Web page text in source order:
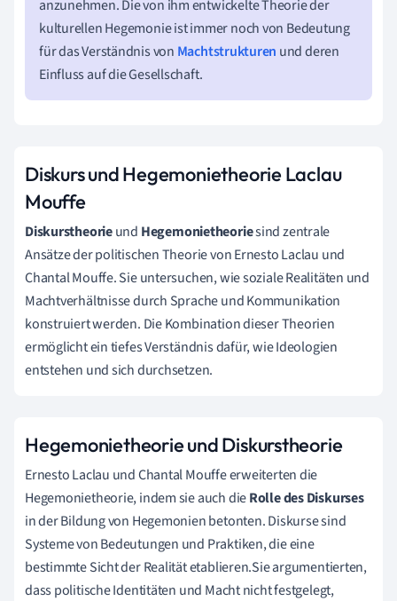
anzunehmen. Die von ihm entwickelte Theorie der
kulturellen Hegemonie ist immer noch von Bedeutung
für das Verständnis von Machtstrukturen und deren
Einfluss auf die Gesellschaft.
Diskurs und Hegemonietheorie Laclau
Mouffe
Diskurstheorieund Hegemonietheoriesind zentrale
Ansätze der politischen Theorie von Ernesto Laclau und
Chantal Mouffe. Sie untersuchen, wie soziale Realitäten und
Machtverhältnisse durch Sprache und Kommunikation
konstruiert werden. Die Kombination dieser Theorien
ermöglicht ein tiefes Verständnis dafür, wie Ideologien
entstehen und sich durchsetzen.
Hegemonietheorie und Diskurstheorie
Ernesto Laclau und Chantal Mouffe erweiterten die
Hegemonietheorie, indem sie auch dieRolle des Diskurses
in der Bildung von Hegemonien betonten. Diskurse sind
Systeme von Bedeutungen und Praktiken, die eine
bestimmte Sicht der Realität etablieren.Sie argumentierten,
dass politische Identitäten und Macht nicht festgelegt,